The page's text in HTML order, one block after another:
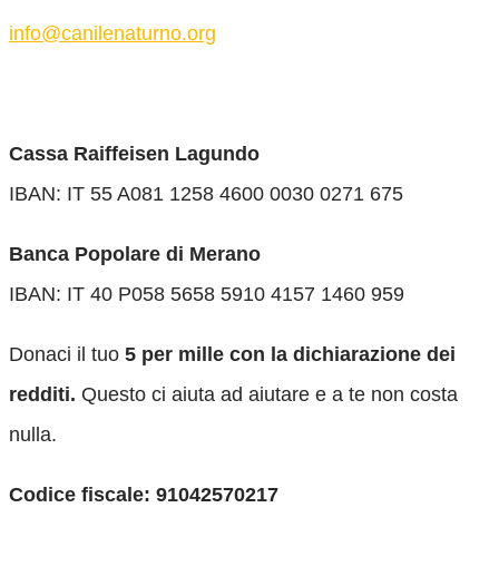
info@canilenaturno.org
Cassa Raiffeisen Lagundo
IBAN: IT 55 A081 1258 4600 0030 0271 675
Banca Popolare di Merano
IBAN: IT 40 P058 5658 5910 4157 1460 959
Donaci il tuo 5 per mille con la dichiarazione dei
redditi. Questo ci aiuta ad aiutare e a te non costa
nulla.
Codice fiscale: 91042570217